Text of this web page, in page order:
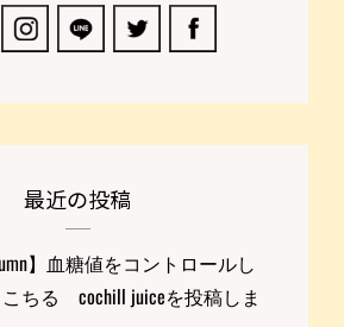
最近の投稿
】血糖値をコントロールし
ちる cochill juiceを投稿しま